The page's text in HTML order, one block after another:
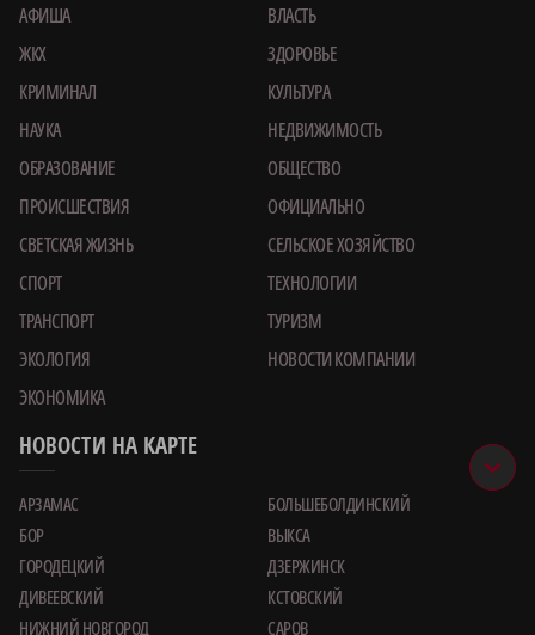
АФИША
ВЛАСТЬ
ЖКХ
ЗДОРОВЬЕ
КРИМИНАЛ
КУЛЬТУРА
НАУКА
НЕДВИЖИМОСТЬ
ОБРАЗОВАНИЕ
ОБЩЕСТВО
ПРОИСШЕСТВИЯ
ОФИЦИАЛЬНО
СВЕТСКАЯ ЖИЗНЬ
СЕЛЬСКОЕ ХОЗЯЙСТВО
СПОРТ
ТЕХНОЛОГИИ
ТРАНСПОРТ
ТУРИЗМ
ЭКОЛОГИЯ
НОВОСТИ КОМПАНИИ
ЭКОНОМИКА
НОВОСТИ НА КАРТЕ
АРЗАМАС
БОЛЬШЕБОЛДИНСКИЙ
БОР
ВЫКСА
ГОРОДЕЦКИЙ
ДЗЕРЖИНСК
ДИВЕЕВСКИЙ
КСТОВСКИЙ
НИЖНИЙ НОВГОРОД
САРОВ